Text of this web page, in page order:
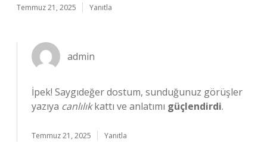
Temmuz 21, 2025 Yanıtla
admin
İpek! Saygıdeğer dostum, sunduğunuz görüşler
yazıya canlılıkkattı ve anlatımı güçlendirdi.
Temmuz 21, 2025 Yanıtla